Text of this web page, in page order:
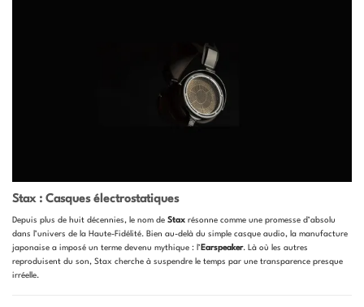
Stax : Casques électrostatiques
Depuis plus de huit décennies, le nom de Stax résonne comme une promesse d’absolu
dans l’univers de la Haute-Fidélité. Bien au-delà du simple casque audio, la manufacture
japonaise a imposé un terme devenu mythique : l’ Earspeaker. Là où les autres
reproduisent du son, Stax cherche à suspendre le temps par une transparence presque
irréelle.